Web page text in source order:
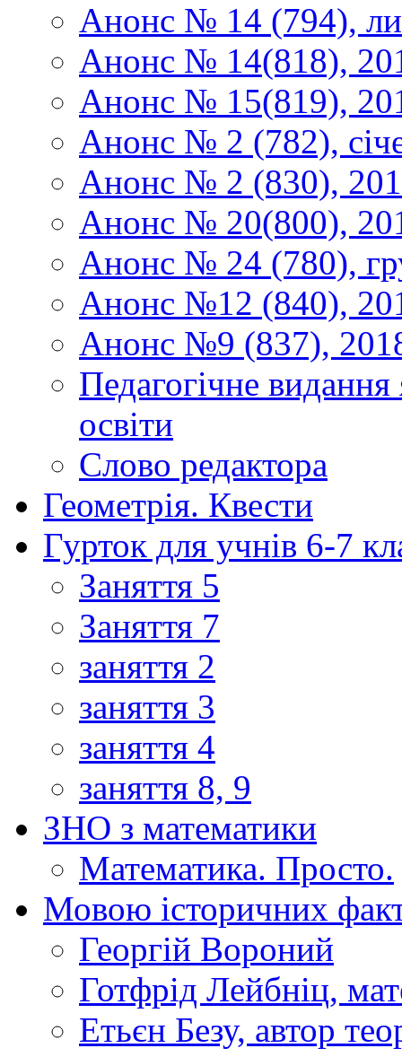
Анонс № 14 (794),
Анонс № 14(818),
Анонс № 15(819),
Анонс № 2 (782),
Анонс № 2 (830),
Анонс № 20(800),
Анонс № 24 (780),
Анонс №12 (840),
Анонс №9 (837),
Педагогічне
освіти
Слово редактора
Геометрія. Квести
Гурток для учнів 6-7
Заняття 5
Заняття 7
заняття 2
заняття 3
заняття 4
заняття 8, 9
ЗНО з математики
Математика. Просто.
Мовою історичних
Георгій Вороний
Готфрід Лейбніц,
Етьєн Безу, автор